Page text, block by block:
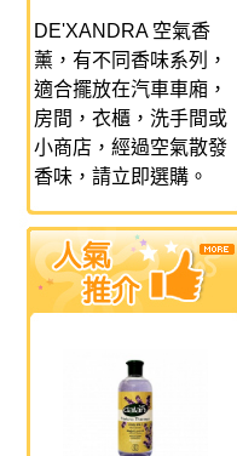
DE'XANDRA 空氣香
薰，有不同香味系列，
適合擺放在汽車車廂，
房間，衣櫃，洗手間或
小商店，經過空氣散發
香味，請立即選購。